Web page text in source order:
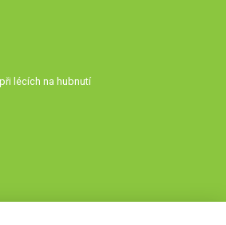
lécích na hubnutí